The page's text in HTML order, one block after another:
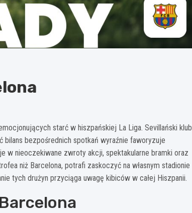
starć w hiszpańskiej La Liga. Sevillański klub
bilans bezpośrednich spotkań wyraźnie faworyzuje
w nieoczekiwane zwroty akcji, spektakularne bramki oraz
niż Barcelona, potrafi zaskoczyć na własnym stadionie
tych drużyn przyciąga uwagę kibiców w całej Hiszpanii.